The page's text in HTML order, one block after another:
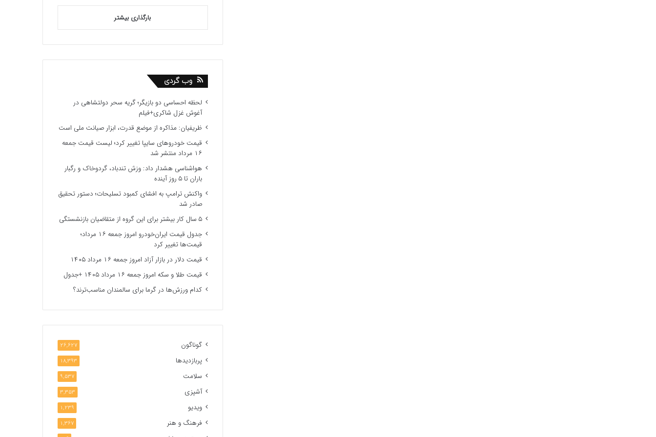
بارگذاری بیشتر
وب گردی
لحظه احساسی دو بازیگر؛ گریه سحر دولتشاهی در
آغوش غزل شاکری+فیلم
ظریفیان: مذاکره از موضع قدرت، ابزار صیانت ملی است
قیمت خودروهای سایپا تغییر کرد؛ لیست قیمت جمعه
۱۶ مرداد منتشر شد
هواشناسی هشدار داد: وزش تندباد، گردوخاک و رگبار
باران تا ۵ روز آینده
واکنش ترامپ به افشای کمبود تسلیحات؛ دستور تحقیق
صادر شد
۵ سال کار بیشتر برای این گروه از متقاضیان بازنشستگی
جدول قیمت ایران‌خودرو امروز جمعه ۱۶ مرداد؛
قیمت‌ها تغییر کرد
قیمت دلار در بازار آزاد امروز جمعه ۱۶ مرداد ۱۴۰۵
قیمت طلا و سکه امروز جمعه ۱۶ مرداد ۱۴۰۵ +جدول
کدام ورزش‌ها در گرما برای سالمندان مناسب‌ترند؟
گوناگون 26,627
پربازدیدها 18,393
سلامت 9,537
آشپزی 3,353
ویدیو 1,239
فرهنگ و هنر 1,367